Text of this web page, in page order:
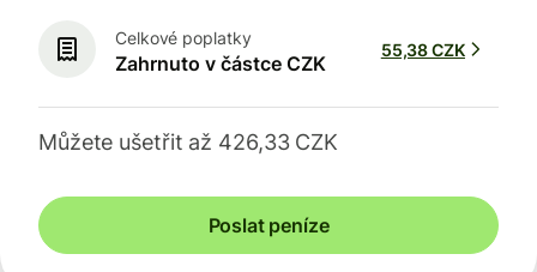
Celkové poplatky
Zahrnuto v částce CZK
55,38 CZK
Můžete ušetřit až 426,33 CZK
Poslat peníze